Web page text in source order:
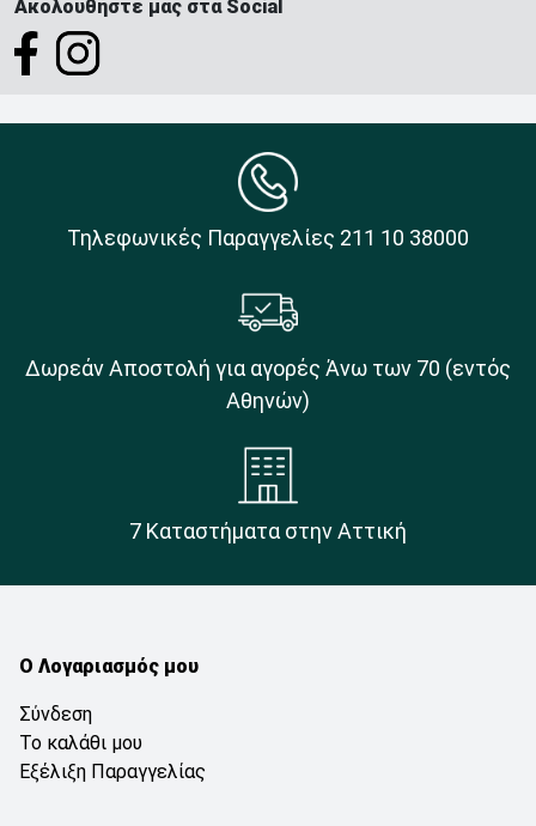
Ακολουθήστε μας στα Social
Τηλεφωνικές Παραγγελίες 211 10 38000
Δωρεάν Αποστολή για αγορές Άνω των 70 (εντός
Αθηνών)
7 Καταστήματα στην Αττική
Ο Λογαριασμός μου
Σύνδεση
Το καλάθι μου
Εξέλιξη Παραγγελίας